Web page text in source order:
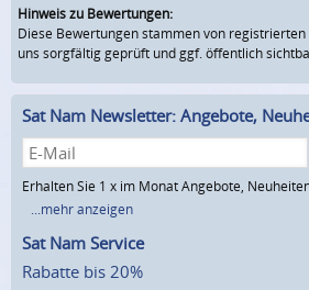
Hinweis zu Bewertungen:
Diese Bewertungen stammen von
uns sorgfältig geprüft und ggf. öffentlich
Sat Nam Newsletter: Angebote,
Erhalten Sie 1 x im Monat Angebote,
...mehr anzeigen
Sat Nam Service
Rabatte bis 20%